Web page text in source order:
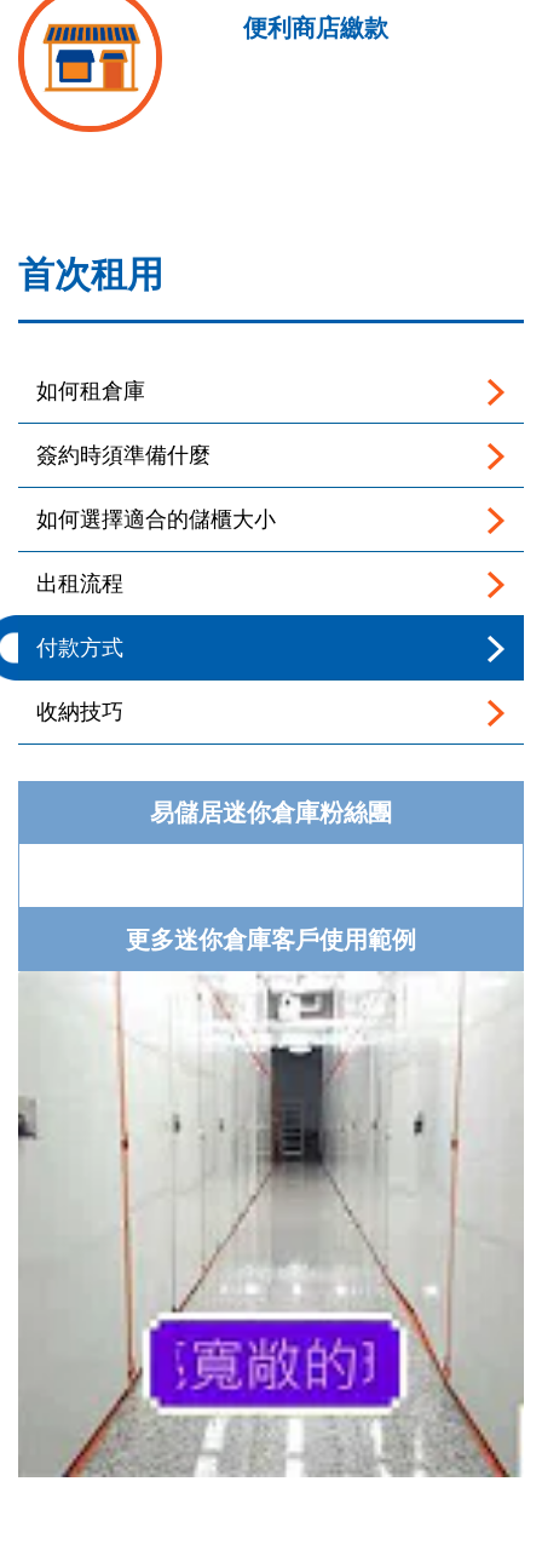
便利商店繳款
首次租用
如何租倉庫
簽約時須準備什麼
如何選擇適合的儲櫃大小
出租流程
付款方式
收納技巧
易儲居迷你倉庫粉絲團
更多迷你倉庫客戶使用範例